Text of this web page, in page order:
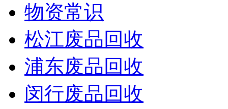
物资常识
松江废品回收
浦东废品回收
闵行废品回收